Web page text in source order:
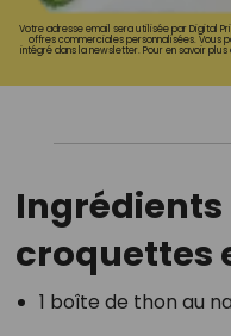
Votre adresse email sera utilisée par Digital
offres commerciales personnalisées. Vous
intégré dans la newsletter. Pour en savoir
croquettes
1 boîte de thon au